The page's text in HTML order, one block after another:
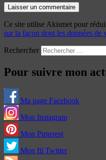
Ce site utilise Akismet pour
sur la façon dont les données de
Rechercher
Pour suivre mon
Ma page Facebook
Mon Instagram
Mon Pinterest
Mon fil Twitter